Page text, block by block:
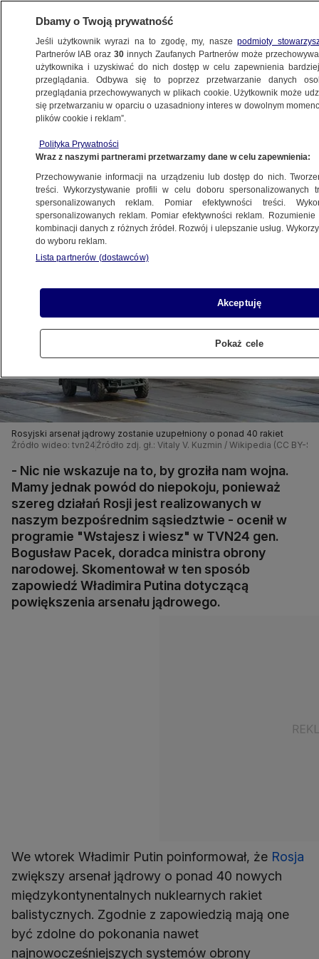
POLSKA
powód do niepokoju"
17.06.2015, 09:46Aktualizacja:17.06.2015, 09:48
Udostępnij
Rosyjski arsenał jądrowy zostanie uzupełniony o ponad 40 rakiet
Źródło wideo: tvn24 Źródło zdj. gł.: Vitaly V. Kuzmin / Wikipedia (CC BY-
- Nic nie wskazuje na to, by groziła nam wojna.
Mamy jednak powód do niepokoju, ponieważ
szereg działań Rosji jest realizowanych w
naszym bezpośrednim sąsiedztwie - ocenił w
programie "Wstajesz i wiesz" w TVN24 gen.
Bogusław Pacek, doradca ministra obrony
narodowej. Skomentował w ten sposób
zapowiedź Władimira Putina dotyczącą
powiększenia arsenału jądrowego.
We wtorek Władimir Putin poinformował, że Rosja
zwiększy arsenał jądrowy o ponad 40 nowych
międzykontynentalnych nuklearnych rakiet
balistycznych. Zgodnie z zapowiedzią mają one
być zdolne do pokonania nawet
najnowocześniejszych systemów obrony
Dbamy o Twoją prywatność
Jeśli użytkownik wyrazi na to zgodę, my, naszepodmioty
Partnerów IAB oraz30 innych Zaufanych Partnerów może
użytkownika i uzyskiwać do nich dostęp w celu zapewnienia
przeglądania. Odbywa się to poprzez przetwarzanie danych
przeglądania przechowywanych w plikach cookie. Użytkownik może
się przetwarzaniu w oparciu o uzasadniony interes w dowolnym
plików cookie i reklam”.
Polityka Prywatności
Wraz z naszymi partnerami przetwarzamy dane w celu zapewnienia:
Przechowywanie informacji na urządzeniu lub dostęp do nich.
treści. Wykorzystywanie profili w celu doboru spersonalizowanych
spersonalizowanych reklam. Pomiar efektywności treści.
spersonalizowanych reklam. Pomiar efektywności reklam.
kombinacji danych z różnych źródeł. Rozwój i ulepszanie usług.
do wyboru reklam.
Lista partnerów (dostawców)
Akceptuję
Pokaż cele